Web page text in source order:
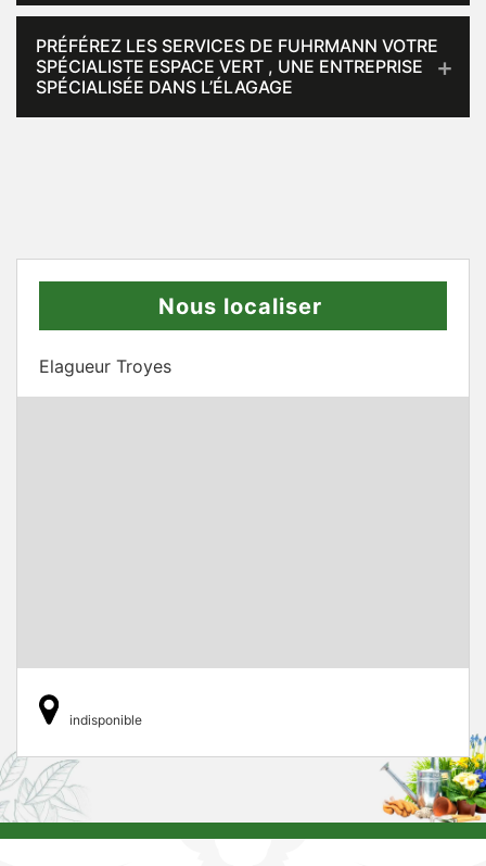
PRÉFÉREZ LES SERVICES DE FUHRMANN VOTRE
SPÉCIALISTE ESPACE VERT , UNE ENTREPRISE
SPÉCIALISÉE DANS L’ÉLAGAGE
Nous localiser
Elagueur Troyes
indisponible